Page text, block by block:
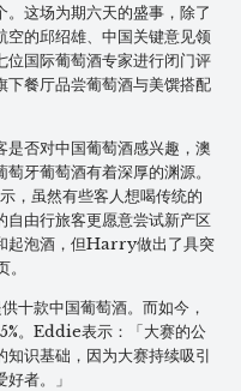
这场为期六天的盛事，除了
空的邱绍雄、中国关键意见领
国际葡萄酒专家进行闭门评
下餐厅品尝葡萄酒与美馔搭配
否对中国葡萄酒感兴趣，澳
牙葡萄酒有着深厚的渊源。
虽然有些客人想喝传统的
自由行旅客更愿意尝试新产区
起泡酒，但Harry做出了具突
十款中国葡萄酒。而如今，
。Eddie表示：「大赛的公
识基础，因为大赛持续吸引
者。」